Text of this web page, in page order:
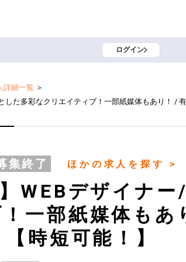
ログイン
詳細一覧 ＞
た多彩なクリエイティブ！一部紙媒体もあり！ /
集終了 ほかの求人を探す >
WEBデザイナ
一部紙媒体もあ
時短可能！】